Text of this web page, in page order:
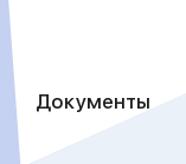
Документы